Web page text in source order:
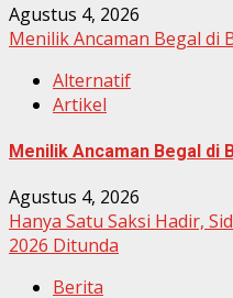
Agustus 4, 2026
Menilik Ancaman Begal di
Alternatif
Artikel
Menilik Ancaman Begal di
Agustus 4, 2026
Hanya Satu Saksi Hadir,
2026 Ditunda
Berita